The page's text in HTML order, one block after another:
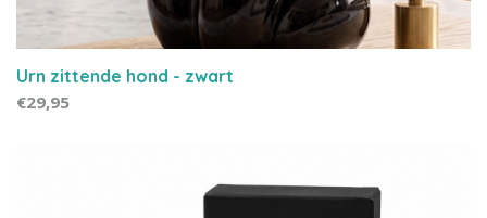
Urn zittende hond - zwart
€29,95